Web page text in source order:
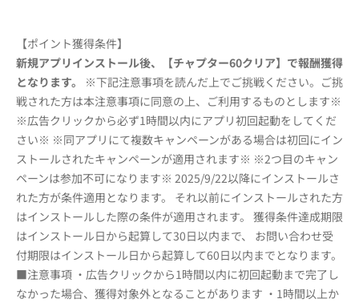
【ポイント獲得条件】
新規アプリインストール後、【チャプター60クリア】で報酬獲得
となります。
※下記注意事項を読んだ上でご挑戦ください。ご挑
戦された方は本注意事項に同意の上、ご利用するものとします※
※広告クリックから必ず1時間以内にアプリ初回起動をしてくだ
さい※ ※同アプリにて複数キャンペーンがある場合は初回にイン
ストールされたキャンペーンが適用されます※ ※2つ目のキャン
ペーンは参加不可になります※ 2025/9/22以降にインストールさ
れた方が条件適用となります。 それ以前にインストールされた方
はインストールした際の条件が適用されます。 獲得条件達成期限
はインストール日から起算して30日以内まで、 お問い合わせ受
付期限はインストール日から起算して60日以内までとなります。
■注意事項 ・広告クリックから1時間以内に初回起動まで完了し
なかった場合、獲得対象外となることがあります ・1時間以上か